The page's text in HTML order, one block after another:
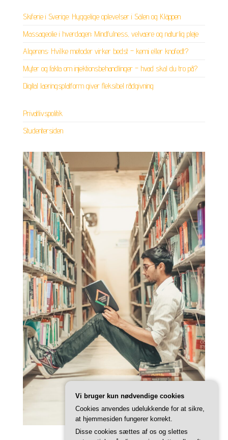
Skiferie i Sverige: Hyggelige oplevelser i Sälen og Kläppen
Massageolie i hverdagen: Mindfulness, velvære og naturlig pleje
Algerens: Hvilke metoder virker bedst – kemi eller knofedt?
Myter og fakta om injektionsbehandlinger – hvad skal du tro på?
Digital læringsplatform giver fleksibel rådgivning
Privatlivspolitik
Studentersiden
Vi bruger kun nødvendige cookies
Cookies anvendes udelukkende for at sikre,
at hjemmesiden fungerer korrekt.
Disse cookies sættes af os og slettes